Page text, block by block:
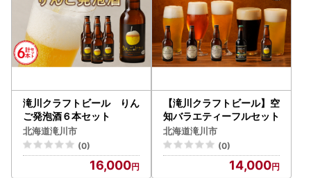
滝川クラフトビール りん
ご発泡酒６本セット
北海道滝川市
(0)
16,000
【滝川クラフトビール】空
知バラエティーフルセット
北海道滝川市
(0)
14,000